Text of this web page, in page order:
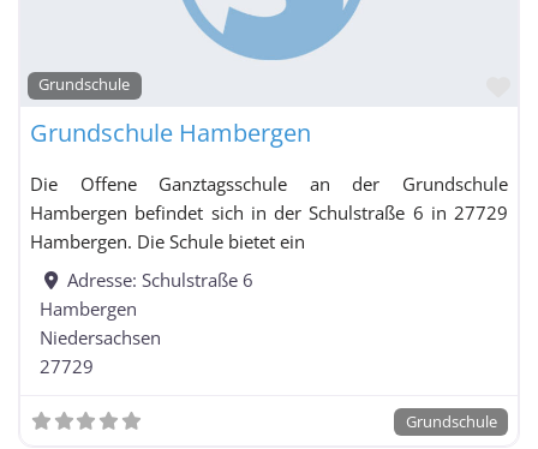
Grundschule
Grundschule Hambergen
Die Offene Ganztagsschule an der Grundschule
Hambergen befindet sich in der Schulstraße 6 in 27729
Hambergen. Die Schule bietet ein
Adresse: Schulstraße 6
Hambergen
Niedersachsen
27729
Grundschule